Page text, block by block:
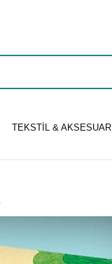
TEKSTİL & AKSESUAR